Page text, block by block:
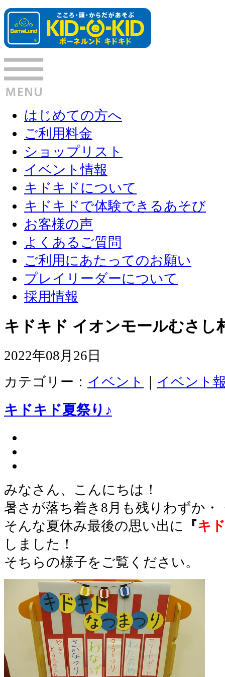
はじめての方へ
ご利用料金
ショップリスト
イベント情報
キドキドについて
キドキドで体験できるあそび
お客様の声
よくあるご質問
ご利用にあたってのお願い
プレイリーダーについて
採用情報
キドキド イオンモールむさし
2022年08月26日
カテゴリー： イベント イベント
キドキド夏祭り♪
みなさん、こんにちは！
暑さが落ち着き8月も残りわずか・
そんな夏休み最後の思い出に
『キ
しました！
そちらの様子をご覧ください。